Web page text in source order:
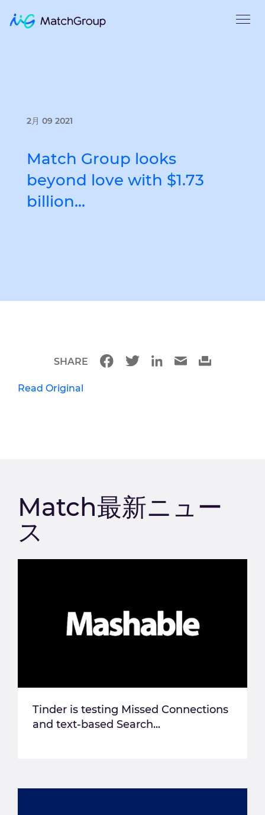
2月 09 2021
Match Group looks
beyond love with $1.73
billion…
Read Original
SHARE
Match最新ニュー
ス
Tinder is testing Missed Connections
and text-based Search...